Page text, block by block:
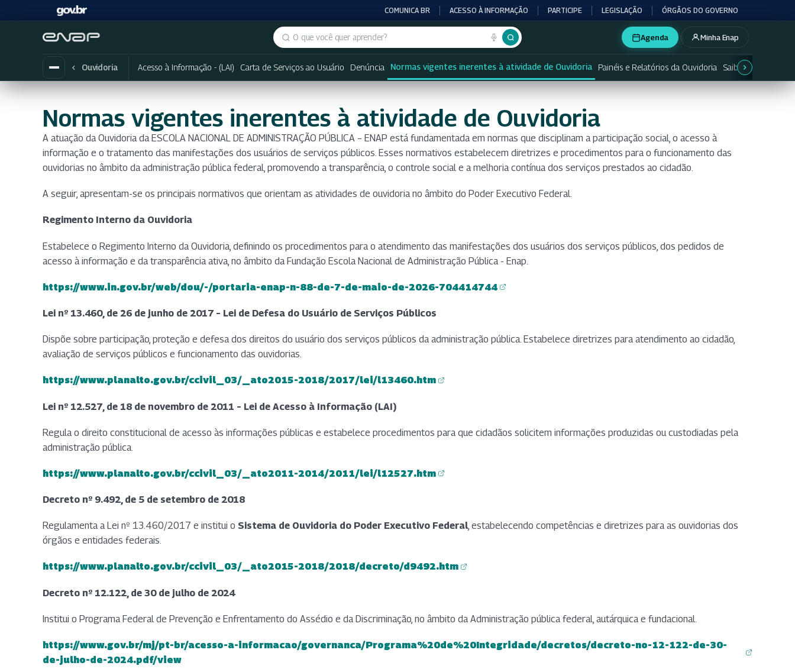
COMUNICA BR ACESSO À INFORMAÇÃO PARTICIPE LEGISLAÇÃO ÓRGÃOS DO GOVERNO
Buscar no portal
Agenda Minha Enap
Ouvidoria Acesso à Informação - (LAI) Carta de Serviços ao Usuário Denúncia Normas vigentes inerentes à atividade de Ouvidoria Painéis e Relatórios da Ouvidoria Saiba mais
Normas vigentes inerentes à atividade de Ouvidoria
A atuação da Ouvidoria da ESCOLA NACIONAL DE ADMINISTRAÇÃO PÚBLICA – ENAP está fundamentada em normas que disciplinam a participação social, o acesso à
informação e o tratamento das manifestações dos usuários de serviços públicos. Esses normativos estabelecem diretrizes e procedimentos para o funcionamento das
ouvidorias no âmbito da administração pública federal, promovendo a transparência, o controle social e a melhoria contínua dos serviços prestados ao cidadão.
A seguir, apresentam-se os principais normativos que orientam as atividades de ouvidoria no âmbito do Poder Executivo Federal.
Regimento Interno da Ouvidoria
Estabelece o Regimento Interno da Ouvidoria, definindo os procedimentos para o atendimento das manifestações dos usuários dos serviços públicos, dos pedidos de
acesso à informação e da transparência ativa, no âmbito da Fundação Escola Nacional de Administração Pública - Enap.
https://www.in.gov.br/web/dou/-/portaria-enap-n-88-de-7-de-maio-de-2026-704414744
(abre em nova aba)
Lei nº 13.460, de 26 de junho de 2017 – Lei de Defesa do Usuário de Serviços Públicos
Dispõe sobre participação, proteção e defesa dos direitos do usuário dos serviços públicos da administração pública. Estabelece diretrizes para atendimento ao cidadão,
avaliação de serviços públicos e funcionamento das ouvidorias.
https://www.planalto.gov.br/ccivil_03/_ato2015-2018/2017/lei/l13460.htm
(abre em nova aba)
Lei nº 12.527, de 18 de novembro de 2011 – Lei de Acesso à Informação (LAI)
Regula o direito constitucional de acesso às informações públicas e estabelece procedimentos para que cidadãos solicitem informações produzidas ou custodiadas pela
administração pública.
https://www.planalto.gov.br/ccivil_03/_ato2011-2014/2011/lei/l12527.htm
(abre em nova aba)
Decreto nº 9.492, de 5 de setembro de 2018
Regulamenta a Lei nº 13.460/2017 e institui o Sistema de Ouvidoria do Poder Executivo Federal, estabelecendo competências e diretrizes para as ouvidorias dos
órgãos e entidades federais.
https://www.planalto.gov.br/ccivil_03/_ato2015-2018/2018/decreto/d9492.htm
(abre em nova aba)
Decreto nº 12.122, de 30 de julho de 2024
Institui o Programa Federal de Prevenção e Enfrentamento do Assédio e da Discriminação, no âmbito da Administração pública federal, autárquica e fundacional.
https://www.gov.br/mj/pt-br/acesso-a-informacao/governanca/Programa%20de%20Integridade/decretos/decreto-no-12-122-de-30-
de-julho-de-2024.pdf/view
(abre em nova aba)